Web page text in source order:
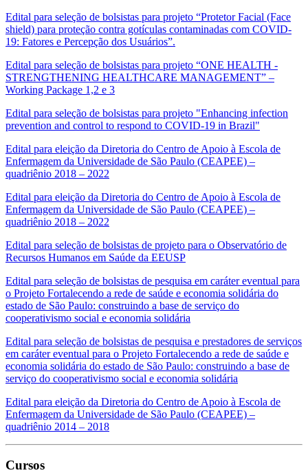
Edital para seleção de bolsistas para projeto “Protetor Facial (Face
shield) para proteção contra gotículas contaminadas com COVID-
19: Fatores e Percepção dos Usuários”.
Edital para seleção de bolsistas para projeto “ONE HEALTH -
STRENGTHENING HEALTHCARE MANAGEMENT” –
Working Package 1,2 e 3
Edital para seleção de bolsistas para projeto "Enhancing infection
prevention and control to respond to COVID-19 in Brazil"
Edital para eleição da Diretoria do Centro de Apoio à Escola de
Enfermagem da Universidade de São Paulo (CEAPEE) –
quadriênio 2018 – 2022
Edital para eleição da Diretoria do Centro de Apoio à Escola de
Enfermagem da Universidade de São Paulo (CEAPEE) –
quadriênio 2018 – 2022
Edital para seleção de bolsistas de projeto para o Observatório de
Recursos Humanos em Saúde da EEUSP
Edital para seleção de bolsistas de pesquisa em caráter eventual para
o Projeto Fortalecendo a rede de saúde e economia solidária do
estado de São Paulo: construindo a base de serviço do
cooperativismo social e economia solidária
Edital para seleção de bolsistas de pesquisa e prestadores de serviços
em caráter eventual para o Projeto Fortalecendo a rede de saúde e
economia solidária do estado de São Paulo: construindo a base de
serviço do cooperativismo social e economia solidária
Edital para eleição da Diretoria do Centro de Apoio à Escola de
Enfermagem da Universidade de São Paulo (CEAPEE) –
quadriênio 2014 – 2018
Cursos